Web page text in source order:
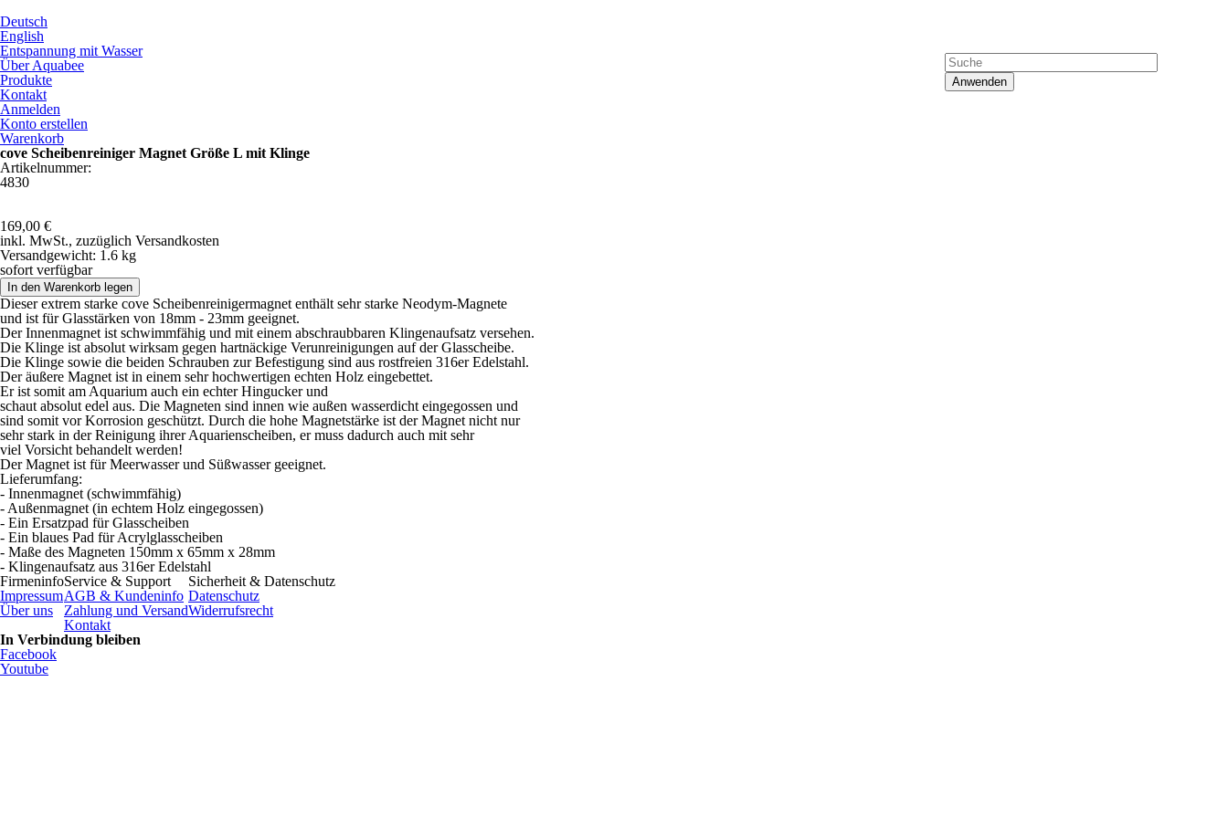
Deutsch
English
Entspannung mit Wasser
Über Aquabee
Produkte
Kontakt
Anmelden
Konto erstellen
Warenkorb
cove Scheibenreiniger Magnet Größe L mit Klinge
Artikelnummer:
4830
169,00 €
inkl. MwSt., zuzüglich Versandkosten
Versandgewicht: 1.6 kg
sofort verfügbar
Dieser extrem starke cove Scheibenreinigermagnet enthält sehr starke Neodym-Magnete
und ist für Glasstärken von 18mm - 23mm geeignet.
Der Innenmagnet ist schwimmfähig und mit einem abschraubbaren Klingenaufsatz versehen.
Die Klinge ist absolut wirksam gegen hartnäckige Verunreinigungen auf der Glasscheibe.
Die Klinge sowie die beiden Schrauben zur Befestigung sind aus rostfreien 316er Edelstahl.
Der äußere Magnet ist in einem sehr hochwertigen echten Holz eingebettet.
Er ist somit am Aquarium auch ein echter Hingucker und
schaut absolut edel aus. Die Magneten sind innen wie außen wasserdicht eingegossen und
sind somit vor Korrosion geschützt. Durch die hohe Magnetstärke ist der Magnet nicht nur
sehr stark in der Reinigung ihrer Aquarienscheiben, er muss dadurch auch mit sehr
viel Vorsicht behandelt werden!
Der Magnet ist für Meerwasser und Süßwasser geeignet.
Lieferumfang:
- Innenmagnet (schwimmfähig)
- Außenmagnet (in echtem Holz eingegossen)
- Ein Ersatzpad für Glasscheiben
- Ein blaues Pad für Acrylglasscheiben
- Maße des Magneten 150mm x 65mm x 28mm
- Klingenaufsatz aus 316er Edelstahl
Firmeninfo
Impressum
Über uns
Service & Support
AGB & Kundeninfo
Zahlung und Versand
Kontakt
Sicherheit & Datenschutz
Datenschutz
Widerrufsrecht
In Verbindung bleiben
Facebook
Youtube